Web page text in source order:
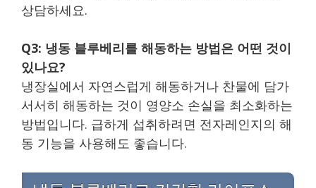
상담하세요.
Q3: 냉동 블루베리를 해동하는 방법은 어떤 것이
있나요?
냉장실에서 자연스럽게 해동하거나 찬물에 담가
서서히 해동하는 것이 영양소 손실을 최소화하는
방법입니다. 급하게 섭취하려면 전자레인지의 해
동 기능을 사용해도 좋습니다.